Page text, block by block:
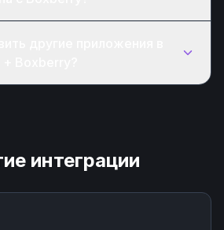
интеграции